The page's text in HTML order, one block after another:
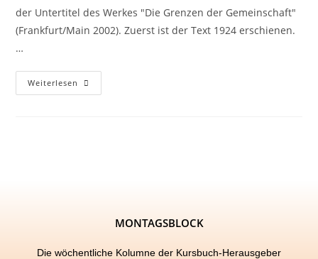
der Untertitel des Werkes "Die Grenzen der Gemeinschaft"
(Frankfurt/Main 2002). Zuerst ist der Text 1924 erschienen.
…
Weiterlesen
MONTAGSBLOCK
Die wöchentliche Kolumne der Kursbuch-Herausgeber